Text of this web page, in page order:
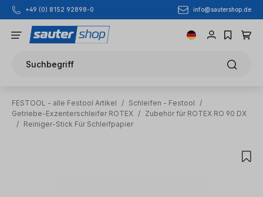
Zum Hauptinhalt springen
+49 (0) 8152 92898-0 info@sautershop.de
Suchbegriff
FESTOOL - alle Festool Artikel / Schleifen - Festool
/
Getriebe-Exzenterschleifer ROTEX / Zubehör für ROTEX RO 90 DX
/ Reiniger-Stick Für Schleifpapier